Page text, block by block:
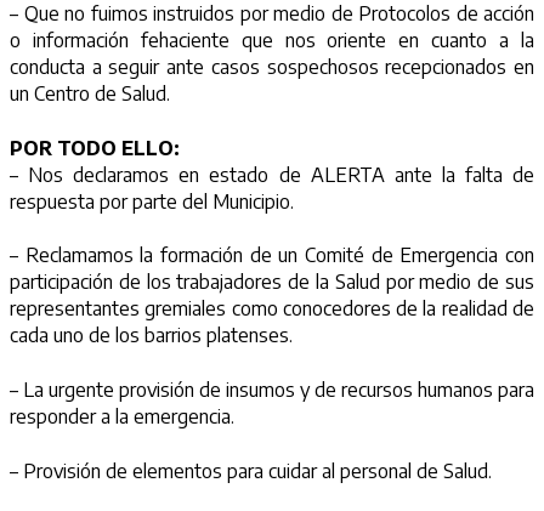
– Que no fuimos instruidos por medio de Protocolos de acción
o información fehaciente que nos oriente en cuanto a la
conducta a seguir ante casos sospechosos recepcionados en
un Centro de Salud.
POR TODO ELLO:
– Nos declaramos en estado de ALERTA ante la falta de
respuesta por parte del Municipio.
– Reclamamos la formación de un Comité de Emergencia con
participación de los trabajadores de la Salud por medio de sus
representantes gremiales como conocedores de la realidad de
cada uno de los barrios platenses.
– La urgente provisión de insumos y de recursos humanos para
responder a la emergencia.
– Provisión de elementos para cuidar al personal de Salud.